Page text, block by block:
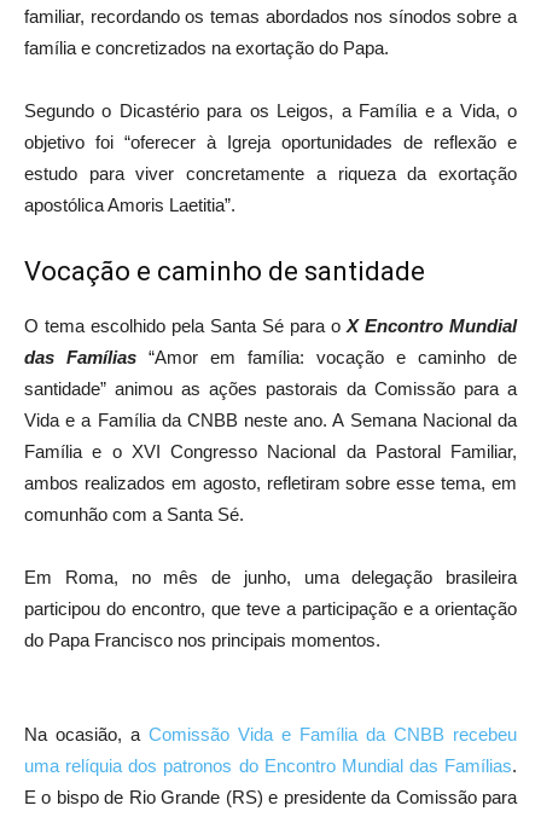
familiar, recordando os temas abordados nos sínodos sobre a
família e concretizados na exortação do Papa.
Segundo o Dicastério para os Leigos, a Família e a Vida, o
objetivo foi “oferecer à Igreja oportunidades de reflexão e
estudo para viver concretamente a riqueza da exortação
apostólica Amoris Laetitia”.
Vocação e caminho de santidade
O tema escolhido pela Santa Sé para o X Encontro Mundial
das Famílias “Amor em família: vocação e caminho de
santidade” animou as ações pastorais da Comissão para a
Vida e a Família da CNBB neste ano. A Semana Nacional da
Família e o XVI Congresso Nacional da Pastoral Familiar,
ambos realizados em agosto, refletiram sobre esse tema, em
comunhão com a Santa Sé.
Em Roma, no mês de junho, uma delegação brasileira
participou do encontro, que teve a participação e a orientação
do Papa Francisco nos principais momentos.
Na ocasião, a Comissão Vida e Família da CNBB recebeu
uma relíquia dos patronos do Encontro Mundial das Famílias.
E o bispo de Rio Grande (RS) e presidente da Comissão para